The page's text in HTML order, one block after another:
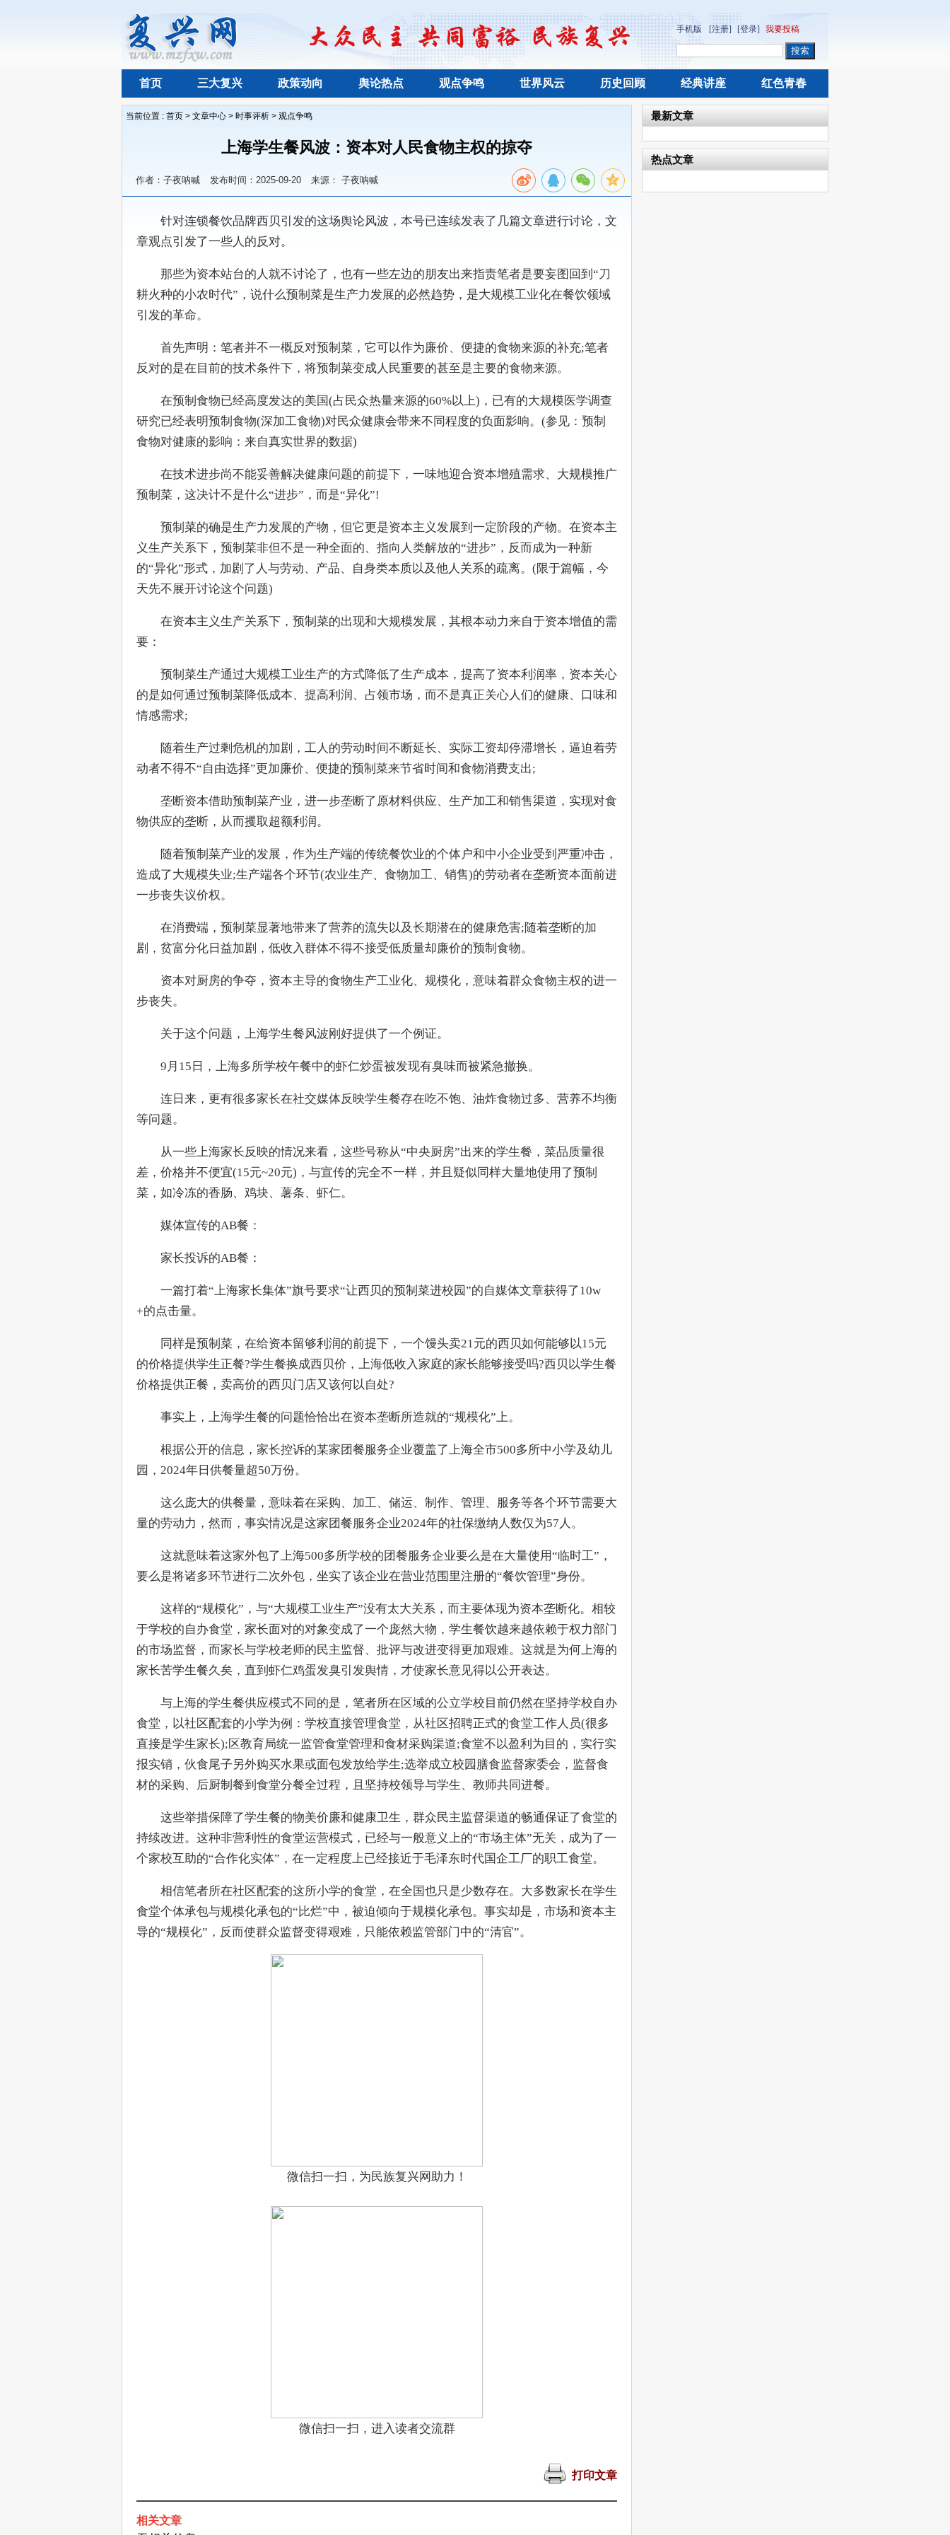
手机版 [注册] [登录] 我要投稿
首页 三大复兴 政策动向 舆论热点 观点争鸣 世界风云 历史回顾 经典讲座 红色青春
当前位置 : 首页 > 文章中心 > 时事评析 > 观点争鸣
上海学生餐风波：资本对人民食物主权的掠夺
作者：子夜呐喊 发布时间：2025-09-20 来源： 子夜呐喊
针对连锁餐饮品牌西贝引发的这场舆论风波，本号已连续发表了几篇文章进行讨论，文
章观点引发了一些人的反对。
那些为资本站台的人就不讨论了，也有一些左边的朋友出来指责笔者是要妄图回到“刀
耕火种的小农时代”，说什么预制菜是生产力发展的必然趋势，是大规模工业化在餐饮领域
引发的革命。
首先声明：笔者并不一概反对预制菜，它可以作为廉价、便捷的食物来源的补充;笔者
反对的是在目前的技术条件下，将预制菜变成人民重要的甚至是主要的食物来源。
在预制食物已经高度发达的美国(占民众热量来源的60%以上)，已有的大规模医学调查
研究已经表明预制食物(深加工食物)对民众健康会带来不同程度的负面影响。(参见：预制
食物对健康的影响：来自真实世界的数据)
在技术进步尚不能妥善解决健康问题的前提下，一味地迎合资本增殖需求、大规模推广
预制菜，这决计不是什么“进步”，而是“异化”!
预制菜的确是生产力发展的产物，但它更是资本主义发展到一定阶段的产物。在资本主
义生产关系下，预制菜非但不是一种全面的、指向人类解放的“进步”，反而成为一种新
的“异化”形式，加剧了人与劳动、产品、自身类本质以及他人关系的疏离。(限于篇幅，今
天先不展开讨论这个问题)
在资本主义生产关系下，预制菜的出现和大规模发展，其根本动力来自于资本增值的需
要：
预制菜生产通过大规模工业生产的方式降低了生产成本，提高了资本利润率，资本关心
的是如何通过预制菜降低成本、提高利润、占领市场，而不是真正关心人们的健康、口味和
情感需求;
随着生产过剩危机的加剧，工人的劳动时间不断延长、实际工资却停滞增长，逼迫着劳
动者不得不“自由选择”更加廉价、便捷的预制菜来节省时间和食物消费支出;
垄断资本借助预制菜产业，进一步垄断了原材料供应、生产加工和销售渠道，实现对食
物供应的垄断，从而攫取超额利润。
随着预制菜产业的发展，作为生产端的传统餐饮业的个体户和中小企业受到严重冲击，
造成了大规模失业;生产端各个环节(农业生产、食物加工、销售)的劳动者在垄断资本面前进
一步丧失议价权。
在消费端，预制菜显著地带来了营养的流失以及长期潜在的健康危害;随着垄断的加
剧，贫富分化日益加剧，低收入群体不得不接受低质量却廉价的预制食物。
资本对厨房的争夺，资本主导的食物生产工业化、规模化，意味着群众食物主权的进一
步丧失。
关于这个问题，上海学生餐风波刚好提供了一个例证。
9月15日，上海多所学校午餐中的虾仁炒蛋被发现有臭味而被紧急撤换。
连日来，更有很多家长在社交媒体反映学生餐存在吃不饱、油炸食物过多、营养不均衡
等问题。
从一些上海家长反映的情况来看，这些号称从“中央厨房”出来的学生餐，菜品质量很
差，价格并不便宜(15元~20元)，与宣传的完全不一样，并且疑似同样大量地使用了预制
菜，如冷冻的香肠、鸡块、薯条、虾仁。
媒体宣传的AB餐：
家长投诉的AB餐：
一篇打着“上海家长集体”旗号要求“让西贝的预制菜进校园”的自媒体文章获得了10w
+的点击量。
同样是预制菜，在给资本留够利润的前提下，一个馒头卖21元的西贝如何能够以15元
的价格提供学生正餐?学生餐换成西贝价，上海低收入家庭的家长能够接受吗?西贝以学生餐
价格提供正餐，卖高价的西贝门店又该何以自处?
事实上，上海学生餐的问题恰恰出在资本垄断所造就的“规模化”上。
根据公开的信息，家长控诉的某家团餐服务企业覆盖了上海全市500多所中小学及幼儿
园，2024年日供餐量超50万份。
这么庞大的供餐量，意味着在采购、加工、储运、制作、管理、服务等各个环节需要大
量的劳动力，然而，事实情况是这家团餐服务企业2024年的社保缴纳人数仅为57人。
这就意味着这家外包了上海500多所学校的团餐服务企业要么是在大量使用“临时工”，
要么是将诸多环节进行二次外包，坐实了该企业在营业范围里注册的“餐饮管理”身份。
这样的“规模化”，与“大规模工业生产”没有太大关系，而主要体现为资本垄断化。相较
于学校的自办食堂，家长面对的对象变成了一个庞然大物，学生餐饮越来越依赖于权力部门
的市场监督，而家长与学校老师的民主监督、批评与改进变得更加艰难。这就是为何上海的
家长苦学生餐久矣，直到虾仁鸡蛋发臭引发舆情，才使家长意见得以公开表达。
与上海的学生餐供应模式不同的是，笔者所在区域的公立学校目前仍然在坚持学校自办
食堂，以社区配套的小学为例：学校直接管理食堂，从社区招聘正式的食堂工作人员(很多
直接是学生家长);区教育局统一监管食堂管理和食材采购渠道;食堂不以盈利为目的，实行实
报实销，伙食尾子另外购买水果或面包发放给学生;选举成立校园膳食监督家委会，监督食
材的采购、后厨制餐到食堂分餐全过程，且坚持校领导与学生、教师共同进餐。
这些举措保障了学生餐的物美价廉和健康卫生，群众民主监督渠道的畅通保证了食堂的
持续改进。这种非营利性的食堂运营模式，已经与一般意义上的“市场主体”无关，成为了一
个家校互助的“合作化实体”，在一定程度上已经接近于毛泽东时代国企工厂的职工食堂。
相信笔者所在社区配套的这所小学的食堂，在全国也只是少数存在。大多数家长在学生
食堂个体承包与规模化承包的“比烂”中，被迫倾向于规模化承包。事实却是，市场和资本主
导的“规模化”，反而使群众监督变得艰难，只能依赖监管部门中的“清官”。
微信扫一扫，为民族复兴网助力！
微信扫一扫，进入读者交流群
打印文章
相关文章
最新文章
热点文章